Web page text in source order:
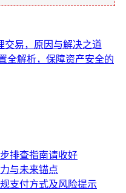
交易，原因与解决之道
全解析，保障资产安全的
排查指南请收好
与未来锚点
支付方式及风险提示